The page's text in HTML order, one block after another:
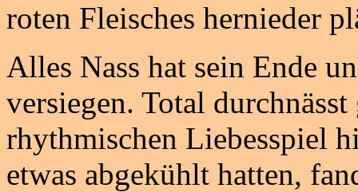
roten Fleisches hernieder
Alles Nass hat sein Ende
versiegen. Total
rhythmischen Liebesspiel
etwas abgekühlt hatten,